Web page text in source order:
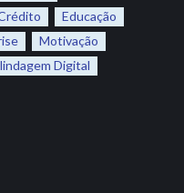
Educação
Motivação
Digital